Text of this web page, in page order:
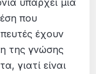
που
έχουν
της γνώσης
γιατί είναι